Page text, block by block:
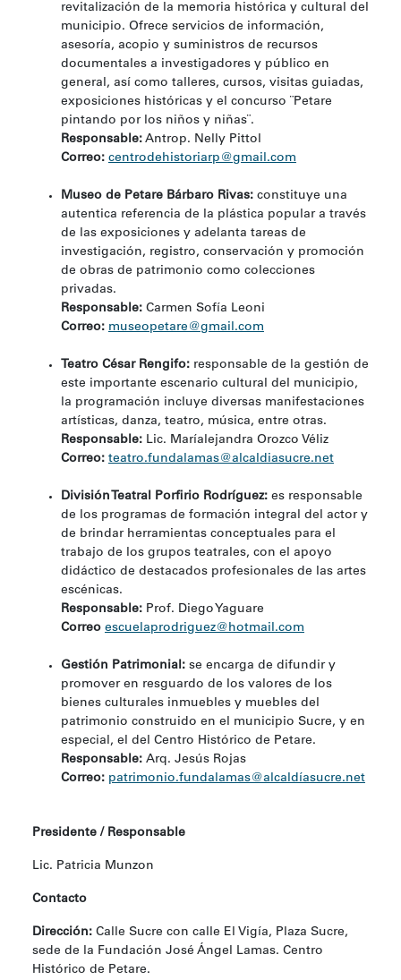
revitalización de la memoria histórica y cultural del
municipio. Ofrece servicios de información,
asesoría, acopio y suministros de recursos
documentales a investigadores y público en
general, así como talleres, cursos, visitas guiadas,
exposiciones históricas y el concurso ¨Petare
pintando por los niños y niñas¨.
Responsable: Antrop. Nelly Pittol
Correo: centrodehistoriarp@gmail.com
Museo de Petare Bárbaro Rivas: constituye una
autentica referencia de la plástica popular a través
de las exposiciones y adelanta tareas de
investigación, registro, conservación y promoción
de obras de patrimonio como colecciones
privadas.
Responsable: Carmen Sofía Leoni
Correo: museopetare@gmail.com
Teatro César Rengifo: responsable de la gestión de
este importante escenario cultural del municipio,
la programación incluye diversas manifestaciones
artísticas, danza, teatro, música, entre otras.
Responsable: Lic. Maríalejandra Orozco Véliz
Correo: teatro.fundalamas@alcaldiasucre.net
División Teatral Porfirio Rodríguez: es responsable
de los programas de formación integral del actor y
de brindar herramientas conceptuales para el
trabajo de los grupos teatrales, con el apoyo
didáctico de destacados profesionales de las artes
escénicas.
Responsable: Prof. Diego Yaguare
Correo escuelaprodriguez@hotmail.com
Gestión Patrimonial: se encarga de difundir y
promover en resguardo de los valores de los
bienes culturales inmuebles y muebles del
patrimonio construido en el municipio Sucre, y en
especial, el del Centro Histórico de Petare.
Responsable: Arq. Jesús Rojas
Correo: patrimonio.fundalamas@alcaldíasucre.net
Presidente / Responsable
Lic. Patricia Munzon
Contacto
Dirección: Calle Sucre con calle El Vigía, Plaza Sucre,
sede de la Fundación José Ángel Lamas. Centro
Histórico de Petare.